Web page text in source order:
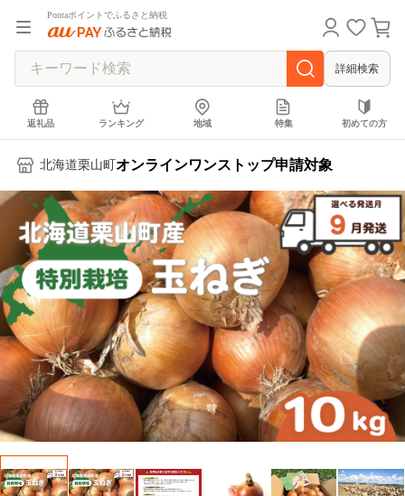
Pontaポイントでふるさと納税
詳細検索
返礼品 ランキング 地域 特集 初めての方
北海道栗山町 オンラインワンストップ申請対象